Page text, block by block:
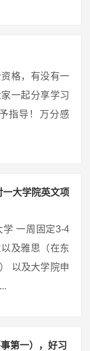
格，有没有一
一起分享学习
指导！万分感
一大学院英文项
一周固定3-4
及雅思（在东
以及大学院申
第一），好习